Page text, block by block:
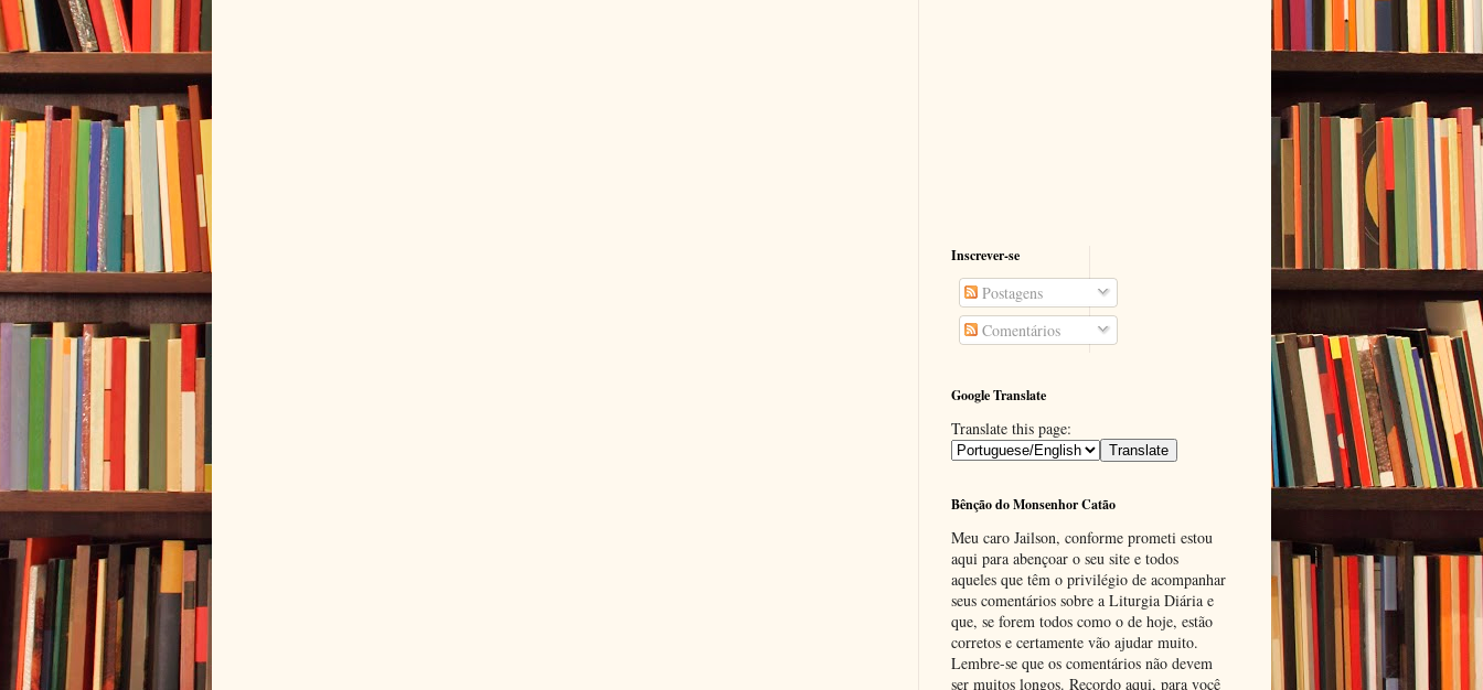
Inscrever-se
Postagens
Comentários
Google Translate
Translate this page:
Bênção do Monsenhor Catão
Meu caro Jailson, conforme prometi estou
aqui para abençoar o seu site e todos
aqueles que têm o privilégio de acompanhar
seus comentários sobre a Liturgia Diária e
que, se forem todos como o de hoje, estão
corretos e certamente vão ajudar muito.
Lembre-se que os comentários não devem
ser muitos longos. Recordo aqui, para você